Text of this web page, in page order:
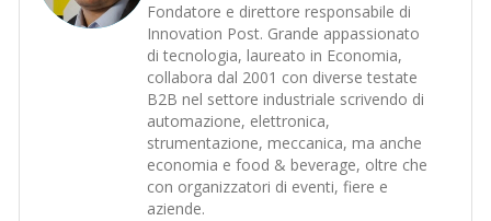
Fondatore e direttore responsabile di
Innovation Post. Grande appassionato
di tecnologia, laureato in Economia,
collabora dal 2001 con diverse testate
B2B nel settore industriale scrivendo di
automazione, elettronica,
strumentazione, meccanica, ma anche
economia e food & beverage, oltre che
con organizzatori di eventi, fiere e
aziende.